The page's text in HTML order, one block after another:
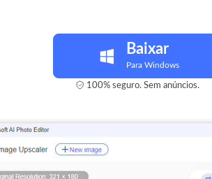
Baixar
Para Windows
100% seguro. Sem anúncios.